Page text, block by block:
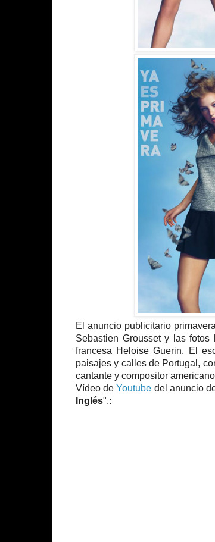
El anuncio publicitario
Sebastien Grousset y las
francesa Heloise Guerin. El
paisajes y calles de Portugal,
cantante y compositor
Vídeo deYoutube del anuncio
Inglés".: